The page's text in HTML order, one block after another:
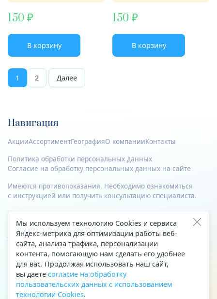
150
В корзину
150
В корзину
1 2 Далее
Навигация
АкцииАссортиментГеографияО компанииКонтакты
Политика обработки персональных данных
Согласие на обработку персональных данных на сайте
Имеются противопоказания. Необходимо ознакомиться
с инструкцией или получить консультацию специалиста.
© 2023—2026 Все права защищены.
Адрес
Архангельск, ул. Папанина, д. 19 (вход в здание со стороны
автоцентра «Тойота»)
Приемная Генерального директора
Телефон
+7 (8182) 63-60-31
Мы используем технологию Cookies и сервиса
Яндекс-метрика для оптимизации работы веб-
сайта, анализа трафика, персонализации
контента, помогающую нам сделать его удобнее
для вас. Продолжая использовать наш сайт,
вы даете согласие на обработку
пользовательских данных с использованием
технологии Cookies.